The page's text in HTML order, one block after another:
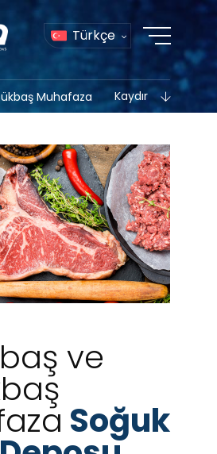
Türkçe
Muhafaza Kaydır
ve
Soğuk